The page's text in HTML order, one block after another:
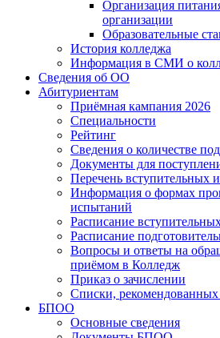
Организация
организации
Образовательные
История колледжа
Информация в СМИ о
Сведения об ОО
Абитуриентам
Приёмная кампания 2026
Специальности
Рейтинг
Сведения о количестве
Документы для
Перечень вступительных
Информация о формах
испытаний
Расписание
Расписание
Вопросы и ответы на
приёмом в Колледж
Приказ о зачислении
Списки,
БПОО
Основные сведения